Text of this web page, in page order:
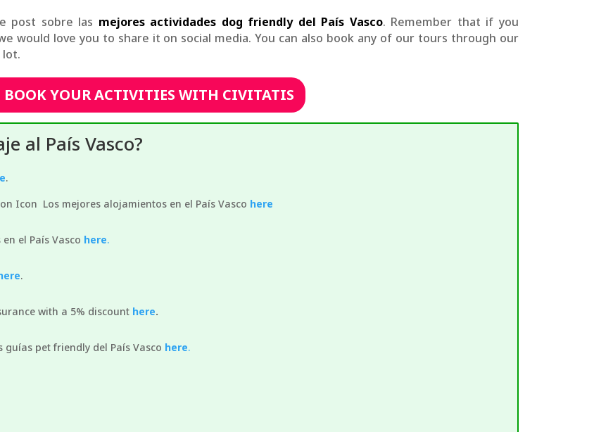
post sobre las mejores actividades dog friendly del País Vasco. Remember that if you
would love you to share it on social media. You can also book any of our tours through our
lot.
BOOK YOUR ACTIVITIES WITH CIVITATIS
al País Vasco?
.
Los mejores alojamientos en el País Vasco here
el País Vasco here.
.
with a 5% discount here.
guías pet friendly del País Vasco here.